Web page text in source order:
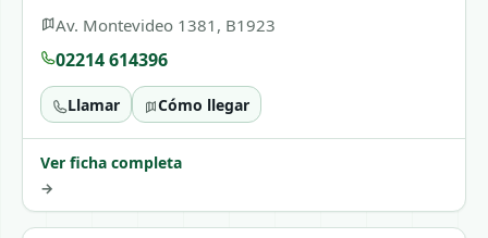
Av. Montevideo 1381, B1923
02214 614396
Llamar Cómo llegar
Ver ficha completa
→